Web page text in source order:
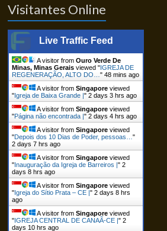
Visitantes Online
Live Traffic Feed
A visitor fromOuro Verde De
Minas, Minas Gerais viewed "IGREJA DE
REGENERAÇÃO, ALTO DO…"48 mins ago
A visitor fromSingapore viewed
"Igreja de Baixa Grande |"2 days 3 hrs ago
A visitor fromSingapore viewed
"Página não encontrada |"2 days 4 hrs ago
A visitor fromSingapore viewed
"Depois dos 10 Dias de Poder, pessoas…"
2 days 7 hrs ago
A visitor fromSingapore viewed
"Inauguração da Igreja de Barreiros |"2
days 8 hrs ago
A visitor fromSingapore viewed
"Igreja do Sítio Prata – CE |"2 days 8 hrs
ago
A visitor fromSingapore viewed
"IGREJA CENTRAL DE CANAÃ-CE |"2
days 10 hrs ago